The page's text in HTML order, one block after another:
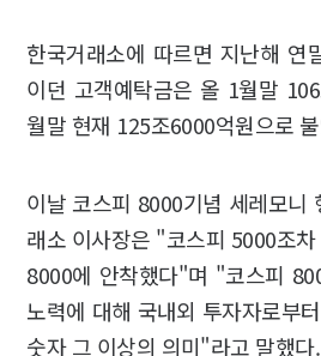
한국거래소에 따르면 지난해 연
이던 고객예탁금은 올 1월말
월말 현재 125조6000억원으로
이날 코스피 8000기념 세레모니
래소 이사장은 "코스피 5000조
8000에 안착했다"며 "코스피
노력에 대해 국내외 투자자로부
숫자 그 이상의 의미"라고 말했다.